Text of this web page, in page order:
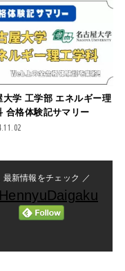
大学 工学部 エネルギー理
合格体験記サマリー
最新情報をチェック ／